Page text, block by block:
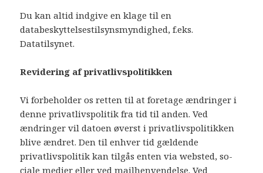
Du kan altid indgive en klage til en
databeskyttelsestilsynsmyndighed, f.eks.
Datatilsynet.
Revidering af privatlivspolitikken
Vi forbeholder os retten til at foretage ændringer i
denne privatlivspolitik fra tid til anden. Ved
ændringer vil datoen øverst i privatlivspolitikken
blive ændret. Den til enhver tid gældende
privatlivspolitik kan tilgås enten via websted, so-
ciale medier eller ved mailhenvendelse. Ved